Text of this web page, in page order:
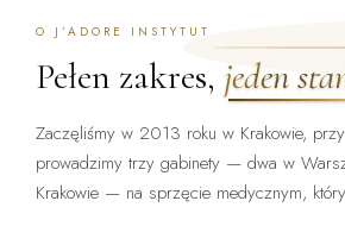
O J’ADORE INSTYTUT
Pełen zakres, jeden
Zaczęliśmy w 2013 roku w Krakowie,
prowadzimy trzy gabinety — dwa w
Krakowie — na sprzęcie medycznym,